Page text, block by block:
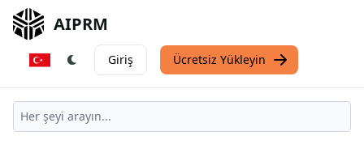
AIPRM
Giriş Ücretsiz Yükleyin